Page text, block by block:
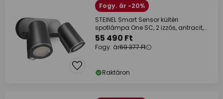
Fogy. ár -20%
STEINEL Smart Sensor kültéri
spotlámpa One SC, 2 izzós, antracit,
IP44
55 490 Ft
Fogy. ár69 377 Ft
Raktáron